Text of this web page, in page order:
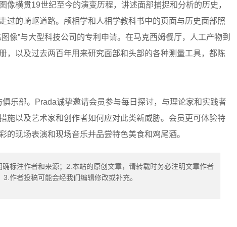
横贯19世纪至今的演变历程，讲述面部捕捉和分析的历史，
过的崎岖道路。颅相学和人相学教科书中的页面与历史面部照
像”与大型科技公司的专利申请。在马克西姆餐厅，人工产物到
，以及过去两百年用来研究面部和头部的各种测量工具，都陈
乐部。Prada诚挚邀请会员参与每日探讨，与理论家和实践者
施以及艺术家和创作者如何应对此类新威胁。会员更可体验特
现场表演和现场音乐并品尝特色美食和鸡尾酒。
标注作者和来源；2.本站的原创文章，请转载时务必注明文章作者
作者投稿可能会经我们编辑修改或补充。